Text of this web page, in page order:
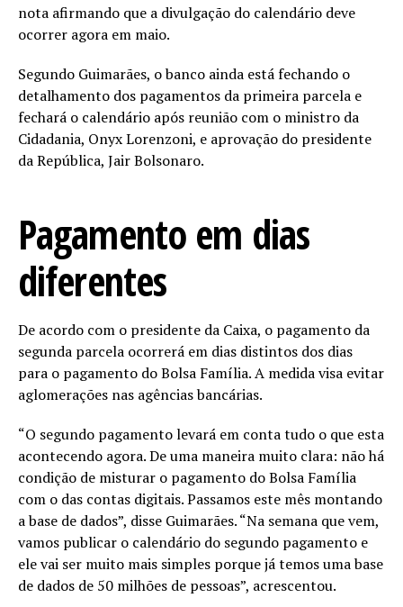
nota afirmando que a divulgação do calendário deve
ocorrer agora em maio.
Segundo Guimarães, o banco ainda está fechando o
detalhamento dos pagamentos da primeira parcela e
fechará o calendário após reunião com o ministro da
Cidadania, Onyx Lorenzoni, e aprovação do presidente
da República, Jair Bolsonaro.
Pagamento em dias
diferentes
De acordo com o presidente da Caixa, o pagamento da
segunda parcela ocorrerá em dias distintos dos dias
para o pagamento do Bolsa Família. A medida visa evitar
aglomerações nas agências bancárias.
“O segundo pagamento levará em conta tudo o que esta
acontecendo agora. De uma maneira muito clara: não há
condição de misturar o pagamento do Bolsa Família
com o das contas digitais. Passamos este mês montando
a base de dados”, disse Guimarães. “Na semana que vem,
vamos publicar o calendário do segundo pagamento e
ele vai ser muito mais simples porque já temos uma base
de dados de 50 milhões de pessoas”, acrescentou.